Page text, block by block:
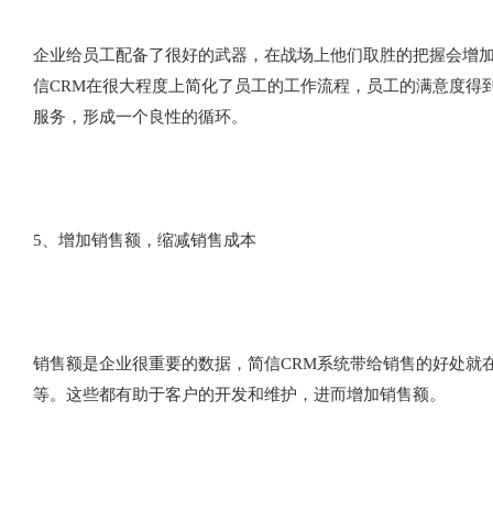
企业给员工配备了很好的武器，在战场上他们取胜的把握会增
信CRM在很大程度上简化了员工的工作流程，员工的满意度
服务，形成一个良性的循环。
5、增加销售额，缩减销售成本
销售额是企业很重要的数据，简信CRM系统带给销售的好处
等。这些都有助于客户的开发和维护，进而增加销售额。